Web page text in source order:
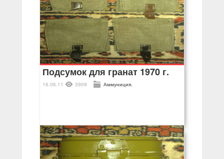
Подсумок для гранат 1970 г.
16.06.11 3909 Аммуниция.